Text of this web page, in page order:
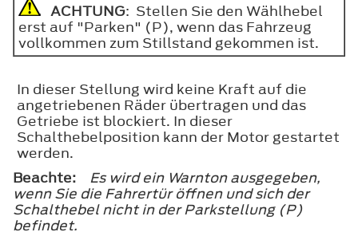
ACHTUNG: Stellen Sie den Wählhebel
erst auf "Parken" (P), wenn das Fahrzeug
vollkommen zum Stillstand gekommen ist.
In dieser Stellung wird keine Kraft auf die
angetriebenen Räder übertragen und das
Getriebe ist blockiert. In dieser
Schalthebelposition kann der Motor gestartet
werden.
Beachte:
Es wird ein Warnton ausgegeben,
wenn Sie die Fahrertür öffnen und sich der
Schalthebel nicht in der Parkstellung (P)
befindet.